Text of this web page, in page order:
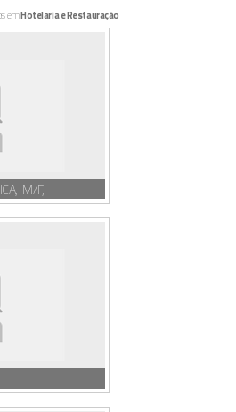
emHotelaria e Restauração
M/F,